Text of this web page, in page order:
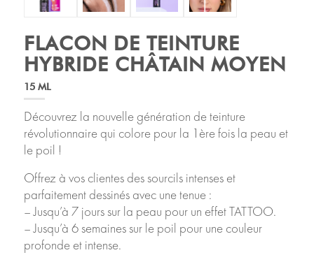
FLACON DE TEINTURE
HYBRIDE CHÂTAIN MOYEN
15 ML
Découvrez la nouvelle génération de teinture
révolutionnaire qui colore pour la 1ère fois la peau et
le poil !
Offrez à vos clientes des sourcils intenses et
parfaitement dessinés avec une tenue :
– Jusqu’à 7 jours sur la peau pour un effet TATTOO.
– Jusqu’à 6 semaines sur le poil pour une couleur
profonde et intense.